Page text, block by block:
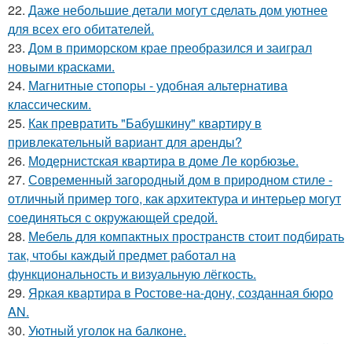
22. Даже небольшие детали могут сделать дом уютнее
для всех его обитателей.
23. Дом в приморском крае преобразился и заиграл
новыми красками.
24. Магнитные стопоры - удобная альтернатива
классическим.
25. Как превратить "Бабушкину" квартиру в
привлекательный вариант для аренды?
26. Модернистская квартира в доме Ле корбюзье.
27. Современный загородный дом в природном стиле -
отличный пример того, как архитектура и интерьер могут
соединяться с окружающей средой.
28. Мебель для компактных пространств стоит подбирать
так, чтобы каждый предмет работал на
функциональность и визуальную лёгкость.
29. Яркая квартира в Ростове-на-дону, созданная бюро
AN.
30. Уютный уголок на балконе.